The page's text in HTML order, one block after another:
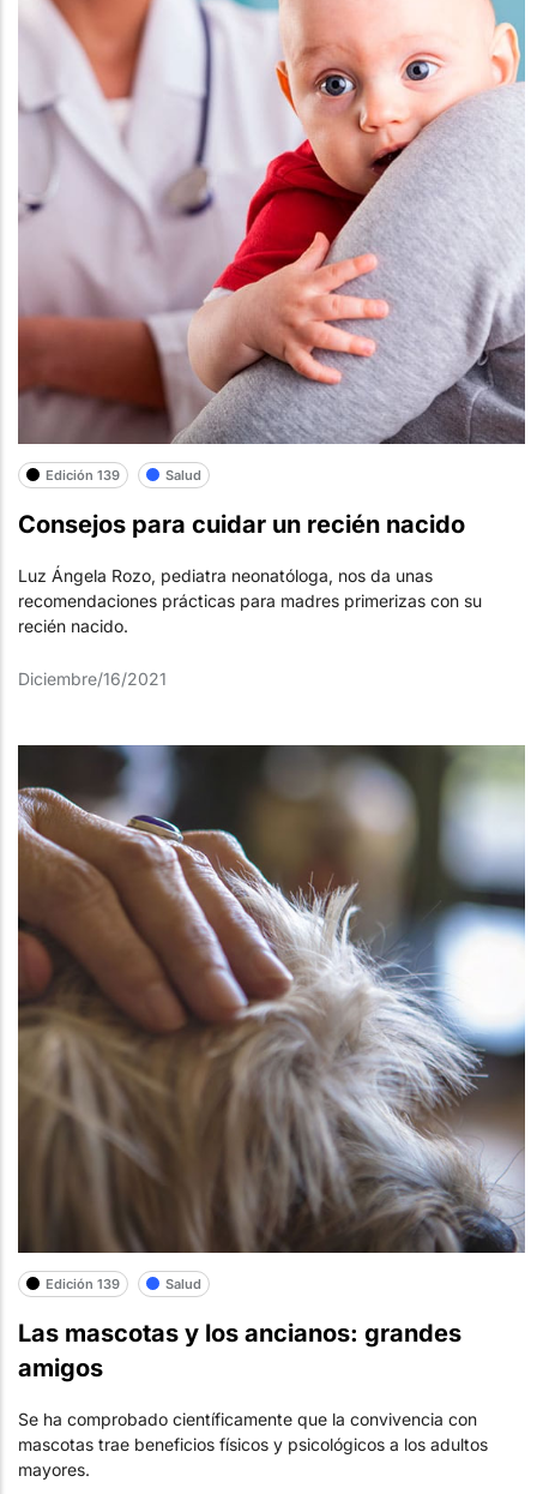
Edición 139 Salud
Consejos para cuidar un recién nacido
Luz Ángela Rozo, pediatra neonatóloga, nos da unas
recomendaciones prácticas para madres primerizas con su
recién nacido.
Diciembre/16/2021
Edición 139 Salud
Las mascotas y los ancianos: grandes
amigos
Se ha comprobado científicamente que la convivencia con
mascotas trae beneficios físicos y psicológicos a los adultos
mayores.